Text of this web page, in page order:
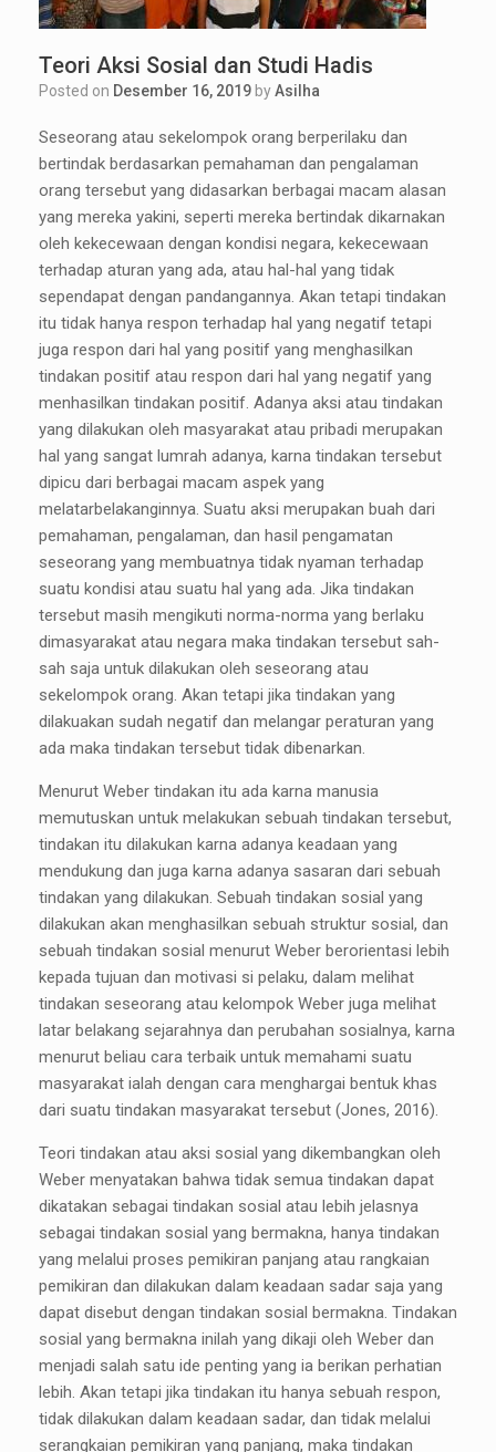
Teori Aksi Sosial dan Studi Hadis
Posted on Desember 16, 2019 byAsilha
Seseorang atau sekelompok orang berperilaku dan
bertindak berdasarkan pemahaman dan pengalaman
orang tersebut yang didasarkan berbagai macam alasan
yang mereka yakini, seperti mereka bertindak dikarnakan
oleh kekecewaan dengan kondisi negara, kekecewaan
terhadap aturan yang ada, atau hal-hal yang tidak
sependapat dengan pandangannya. Akan tetapi tindakan
itu tidak hanya respon terhadap hal yang negatif tetapi
juga respon dari hal yang positif yang menghasilkan
tindakan positif atau respon dari hal yang negatif yang
menhasilkan tindakan positif. Adanya aksi atau tindakan
yang dilakukan oleh masyarakat atau pribadi merupakan
hal yang sangat lumrah adanya, karna tindakan tersebut
dipicu dari berbagai macam aspek yang
melatarbelakanginnya. Suatu aksi merupakan buah dari
pemahaman, pengalaman, dan hasil pengamatan
seseorang yang membuatnya tidak nyaman terhadap
suatu kondisi atau suatu hal yang ada. Jika tindakan
tersebut masih mengikuti norma-norma yang berlaku
dimasyarakat atau negara maka tindakan tersebut sah-
sah saja untuk dilakukan oleh seseorang atau
sekelompok orang. Akan tetapi jika tindakan yang
dilakuakan sudah negatif dan melangar peraturan yang
ada maka tindakan tersebut tidak dibenarkan.
Menurut Weber tindakan itu ada karna manusia
memutuskan untuk melakukan sebuah tindakan tersebut,
tindakan itu dilakukan karna adanya keadaan yang
mendukung dan juga karna adanya sasaran dari sebuah
tindakan yang dilakukan. Sebuah tindakan sosial yang
dilakukan akan menghasilkan sebuah struktur sosial, dan
sebuah tindakan sosial menurut Weber berorientasi lebih
kepada tujuan dan motivasi si pelaku, dalam melihat
tindakan seseorang atau kelompok Weber juga melihat
latar belakang sejarahnya dan perubahan sosialnya, karna
menurut beliau cara terbaik untuk memahami suatu
masyarakat ialah dengan cara menghargai bentuk khas
dari suatu tindakan masyarakat tersebut (Jones, 2016).
Teori tindakan atau aksi sosial yang dikembangkan oleh
Weber menyatakan bahwa tidak semua tindakan dapat
dikatakan sebagai tindakan sosial atau lebih jelasnya
sebagai tindakan sosial yang bermakna, hanya tindakan
yang melalui proses pemikiran panjang atau rangkaian
pemikiran dan dilakukan dalam keadaan sadar saja yang
dapat disebut dengan tindakan sosial bermakna. Tindakan
sosial yang bermakna inilah yang dikaji oleh Weber dan
menjadi salah satu ide penting yang ia berikan perhatian
lebih. Akan tetapi jika tindakan itu hanya sebuah respon,
tidak dilakukan dalam keadaan sadar, dan tidak melalui
serangkaian pemikiran yang panjang, maka tindakan